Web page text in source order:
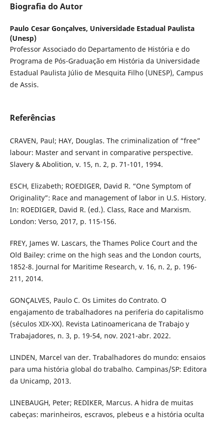
Biografia do Autor
Paulo Cesar Gonçalves, Universidade Estadual Paulista
(Unesp)
Professor Associado do Departamento de História e do
Programa de Pós-Graduação em História da Universidade
Estadual Paulista Júlio de Mesquita Filho (UNESP), Campus
de Assis.
Referências
CRAVEN, Paul; HAY, Douglas. The criminalization of “free”
labour: Master and servant in comparative perspective.
Slavery & Abolition, v. 15, n. 2, p. 71-101, 1994.
ESCH, Elizabeth; ROEDIGER, David R. “One Symptom of
Originality”: Race and management of labor in U.S. History.
In: ROEDIGER, David R. (ed.). Class, Race and Marxism.
London: Verso, 2017, p. 115-156.
FREY, James W. Lascars, the Thames Police Court and the
Old Bailey: crime on the high seas and the London courts,
1852-8. Journal for Maritime Research, v. 16, n. 2, p. 196-
211, 2014.
GONÇALVES, Paulo C. Os Limites do Contrato. O
engajamento de trabalhadores na periferia do capitalismo
(séculos XIX-XX). Revista Latinoamericana de Trabajo y
Trabajadores, n. 3, p. 19-54, nov. 2021-abr. 2022.
LINDEN, Marcel van der. Trabalhadores do mundo: ensaios
para uma história global do trabalho. Campinas/SP: Editora
da Unicamp, 2013.
LINEBAUGH, Peter; REDIKER, Marcus. A hidra de muitas
cabeças: marinheiros, escravos, plebeus e a história oculta